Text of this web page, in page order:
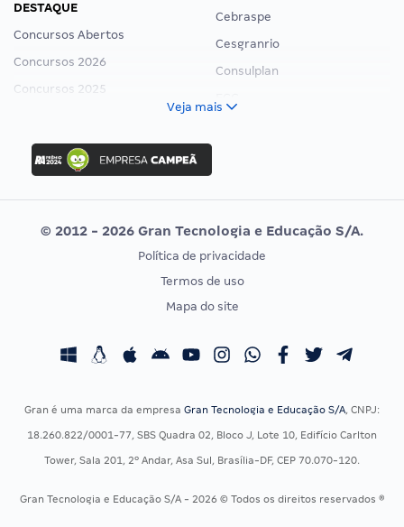
DESTAQUE
Concursos Abertos
Concursos 2026
Concursos 2025
Concurso Ibama
Concurso MPU
Editais publicados
Cebraspe
Cesgranrio
Consulplan
Vunesp
CONCURSOS POR PROFISSÃO
Concursos Fiscais
Concursos Saúde
Residência Multiprofissional
EXAME DE ORDEM
Calendário OAB
Veja mais
© 2012 - 2026 Gran Tecnologia e Educação S/A.
Política de privacidade
Termos de uso
Mapa do site
Gran é uma marca da empresa Gran Tecnologia e Educação S/A, CNPJ:
18.260.822/0001-77, SBS Quadra 02, Bloco J, Lote 10, Edifício Carlton
Tower, Sala 201, 2º Andar, Asa Sul, Brasília-DF, CEP 70.070-120.
Gran Tecnologia e Educação S/A - 2026 © Todos os direitos reservados ®